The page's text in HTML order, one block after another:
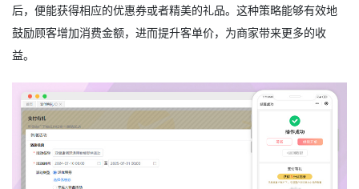
后，便能获得相应的优惠券或者精美的礼品。这种策略能够有效地
鼓励顾客增加消费金额，进而提升客单价，为商家带来更多的收
益。